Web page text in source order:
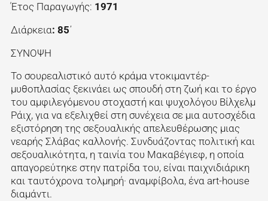
Έτος Παραγωγής: 1971
Διάρκεια: 85΄
ΣΥΝΟΨΗ
Το σουρεαλιστικό αυτό κράμα ντοκιμαντέρ-
μυθοπλασίας ξεκινάει ως σπουδή στη ζωή και το έργο
του αμφιλεγόμενου στοχαστή και ψυχολόγου Βίλχελμ
Ράιχ, για να εξελιχθεί στη συνέχεια σε μια αυτοσχέδια
εξιστόρηση της σεξουαλικής απελευθέρωσης μιας
νεαρής Σλάβας καλλονής. Συνδυάζοντας πολιτική και
σεξουαλικότητα, η ταινία του Μακαβέγιεφ, η οποία
απαγορεύτηκε στην πατρίδα του, είναι παιχνιδιάρικη
και ταυτόχρονα τολμηρή· αναμφίβολα, ένα art-house
διαμάντι.